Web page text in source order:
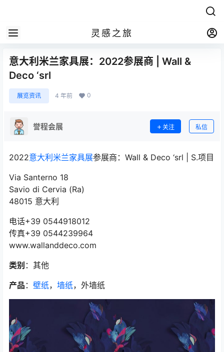
灵感之旅
意大利米兰家具展：2022参展商 | Wall &
Deco ‘srl
展览资讯 4 年前 0
誉程会展 关注 私信
2022意大利米兰家具展参展商：Wall & Deco ‘srl | S.项目
Via Santerno 18
Savio di Cervia (Ra)
48015 意大利
电话+39 0544918012
传真+39 0544239964
www.wallanddeco.com
类别 ：其他
产品 ： 壁纸， 墙纸，外墙纸